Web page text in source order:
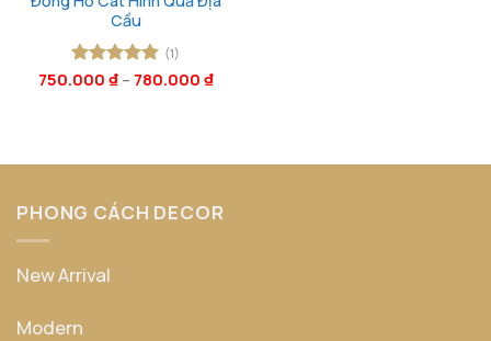
Cầu
Được xếp
(1)
750.000 ₫– 780.000 ₫
PHONG CÁCH DECOR
New Arrival
Modern